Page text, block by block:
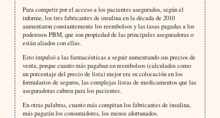
Para competir por el acceso a los pacientes asegurados, según el
informe, los tres fabricantes de insulina en la década de 2010
aumentaron constantemente los reembolsos y las tasas pagadas a los
poderosos PBM, que son propiedad de las principales aseguradoras o
están aliados con ellas.
Esto impulsó a las farmacéuticas a seguir aumentando sus precios de
venta, porque cuanto más pagaban en reembolsos (calculados como
un porcentaje del precio de lista) mejor era su colocación en los
formularios de seguros, las complejas listas de medicamentos que las
aseguradoras cubren para los pacientes.
En otras palabras, cuanto más compitan los fabricantes de insulina,
más pagarán los consumidores, los menos afortunados.